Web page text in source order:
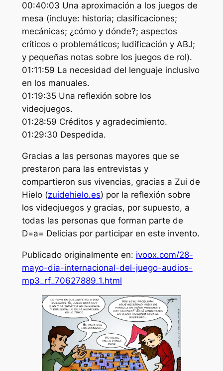
00:40:03 Una aproximación a los juegos de
mesa (incluye: historia; clasificaciones;
mecánicas; ¿cómo y dónde?; aspectos
críticos o problemáticos; ludificación y ABJ;
y pequeñas notas sobre los juegos de rol).
01:11:59 La necesidad del lenguaje inclusivo
en los manuales.
01:19:35 Una reflexión sobre los
videojuegos.
01:28:59 Créditos y agradecimiento.
01:29:30 Despedida.
Gracias a las personas mayores que se
prestaron para las entrevistas y
compartieron sus vivencias, gracias a Zui de
Hielo (zuidehielo.es) por la reflexión sobre
los videojuegos y gracias, por supuesto, a
todas las personas que forman parte de
D=a= Delicias por participar en este invento.
Publicado originalmente en: ivoox.com/28-
mayo-dia-internacional-del-juego-audios-
mp3_rf_70627889_1.html